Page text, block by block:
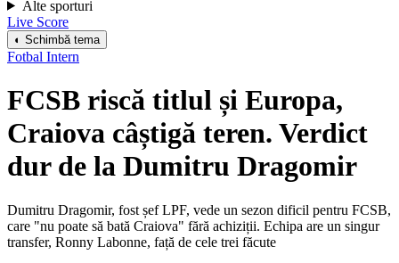
Alte sporturi
Live Score
◐ Schimbă tema
Fotbal Intern
FCSB riscă titlul și Europa,
Craiova câștigă teren. Verdict
dur de la Dumitru Dragomir
Dumitru Dragomir, fost șef LPF, vede un sezon dificil pentru FCSB,
care "nu poate să bată Craiova" fără achiziții. Echipa are un singur
transfer, Ronny Labonne, față de cele trei făcute